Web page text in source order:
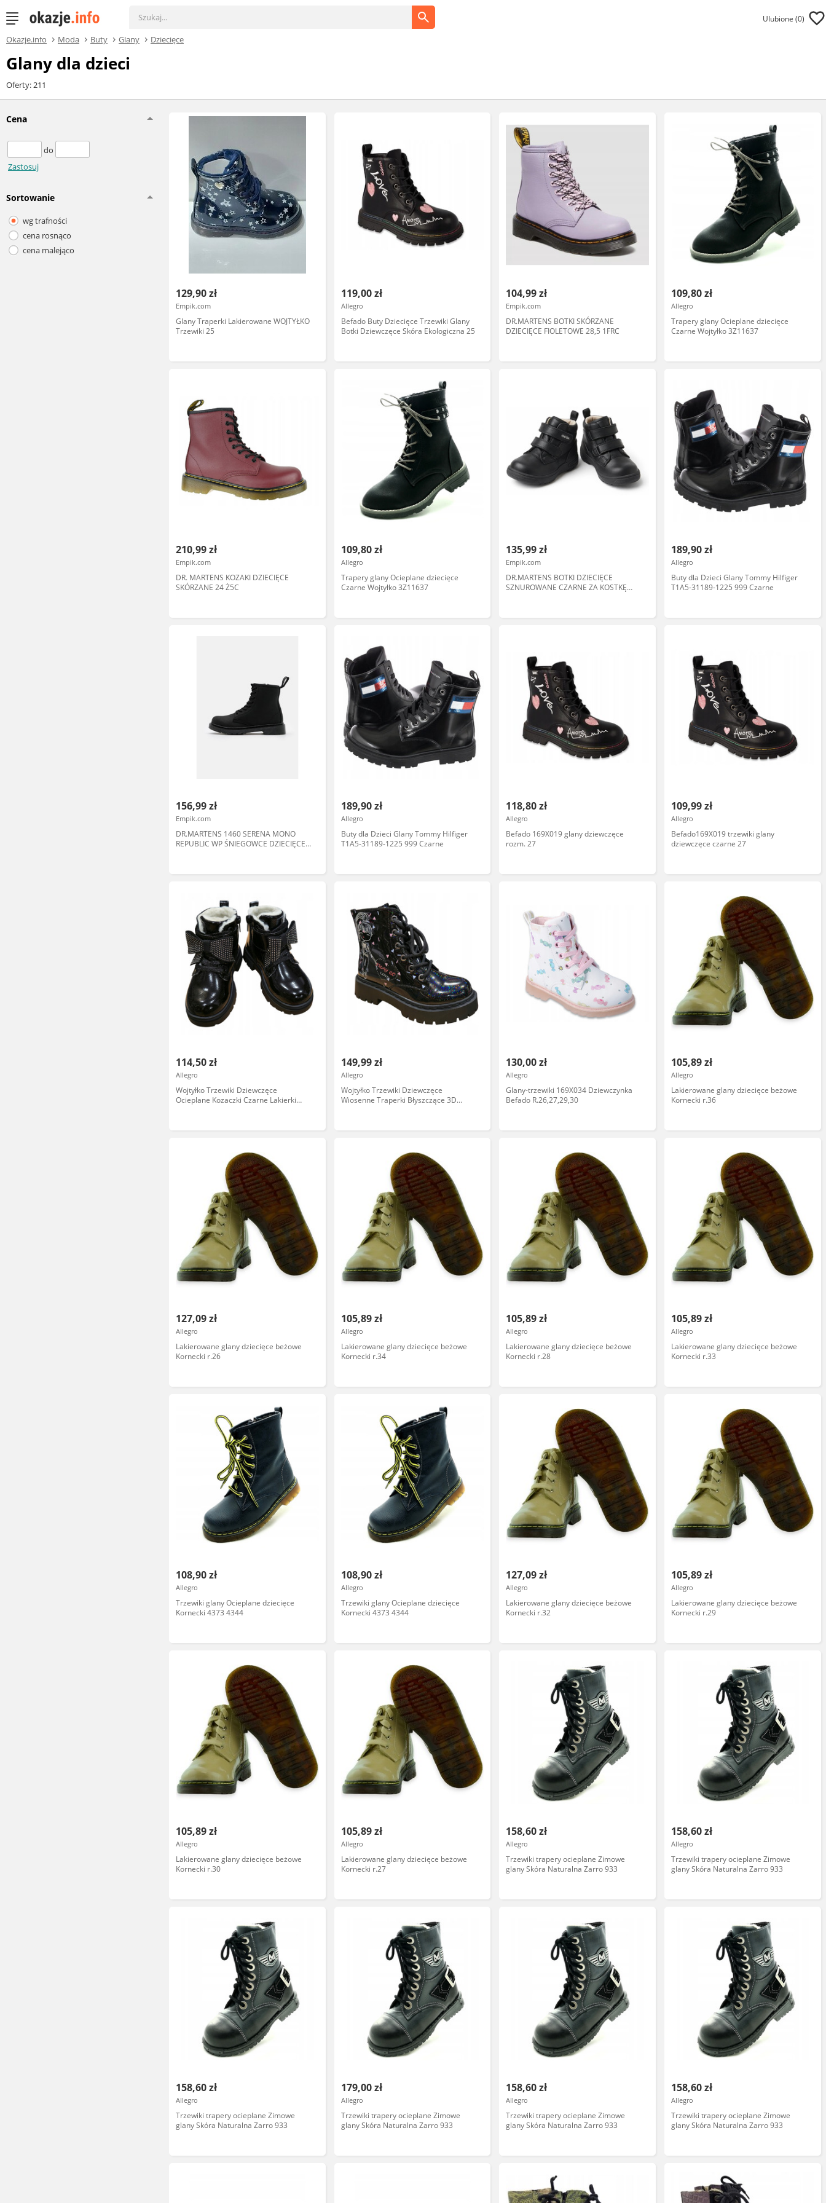
Ulubione (0)
Okazje.info Moda Buty Glany Dziecięce
Glany dla dzieci
Oferty: 211
Cena
do
Zastosuj
Sortowanie
wg trafności
cena rosnąco
cena malejąco
129,90 zł
Empik.com
Glany Traperki Lakierowane WOJTYŁKO
Trzewiki 25
119,00 zł
Allegro
Befado Buty Dziecięce Trzewiki Glany
Botki Dziewczęce Skóra Ekologiczna 25
104,99 zł
Empik.com
DR.MARTENS BOTKI SKÓRZANE
DZIECIĘCE FIOLETOWE 28,5 1FRC
109,80 zł
Allegro
Trapery glany Ocieplane dziecięce
Czarne Wojtyłko 3Z11637
210,99 zł
Empik.com
DR. MARTENS KOZAKI DZIECIĘCE
SKÓRZANE 24 Ż5C
109,80 zł
Allegro
Trapery glany Ocieplane dziecięce
Czarne Wojtyłko 3Z11637
135,99 zł
Empik.com
DR.MARTENS BOTKI DZIECIĘCE
SZNUROWANE CZARNE ZA KOSTKĘ
189,90 zł
Allegro
Buty dla Dzieci Glany Tommy Hilfiger
T1A5-31189-1225 999 Czarne
156,99 zł
Empik.com
DR.MARTENS 1460 SERENA MONO
REPUBLIC WP ŚNIEGOWCE DZIECIĘCE
189,90 zł
Allegro
Buty dla Dzieci Glany Tommy Hilfiger
T1A5-31189-1225 999 Czarne
118,80 zł
Allegro
Befado 169X019 glany dziewczęce
rozm. 27
109,99 zł
Allegro
Befado169X019 trzewiki glany
dziewczęce czarne 27
114,50 zł
Allegro
Wojtyłko Trzewiki Dziewczęce
Ocieplane Kozaczki Czarne Lakierki
149,99 zł
Allegro
Wojtyłko Trzewiki Dziewczęce
Wiosenne Traperki Błyszczące 3D
130,00 zł
Allegro
Glany-trzewiki 169X034 Dziewczynka
Befado R.26,27,29,30
105,89 zł
Allegro
Lakierowane glany dziecięce beżowe
Kornecki r.36
127,09 zł
Allegro
Lakierowane glany dziecięce beżowe
Kornecki r.26
105,89 zł
Allegro
Lakierowane glany dziecięce beżowe
Kornecki r.34
105,89 zł
Allegro
Lakierowane glany dziecięce beżowe
Kornecki r.28
105,89 zł
Allegro
Lakierowane glany dziecięce beżowe
Kornecki r.33
108,90 zł
Allegro
Trzewiki glany Ocieplane dziecięce
Kornecki 4373 4344
108,90 zł
Allegro
Trzewiki glany Ocieplane dziecięce
Kornecki 4373 4344
127,09 zł
Allegro
Lakierowane glany dziecięce beżowe
Kornecki r.32
105,89 zł
Allegro
Lakierowane glany dziecięce beżowe
Kornecki r.29
105,89 zł
Allegro
Lakierowane glany dziecięce beżowe
Kornecki r.30
105,89 zł
Allegro
Lakierowane glany dziecięce beżowe
Kornecki r.27
158,60 zł
Allegro
Trzewiki trapery ocieplane Zimowe
glany Skóra Naturalna Zarro 933
158,60 zł
Allegro
Trzewiki trapery ocieplane Zimowe
glany Skóra Naturalna Zarro 933
158,60 zł
Allegro
Trzewiki trapery ocieplane Zimowe
glany Skóra Naturalna Zarro 933
179,00 zł
Allegro
Trzewiki trapery ocieplane Zimowe
glany Skóra Naturalna Zarro 933
158,60 zł
Allegro
Trzewiki trapery ocieplane Zimowe
glany Skóra Naturalna Zarro 933
158,60 zł
Allegro
Trzewiki trapery ocieplane Zimowe
glany Skóra Naturalna Zarro 933